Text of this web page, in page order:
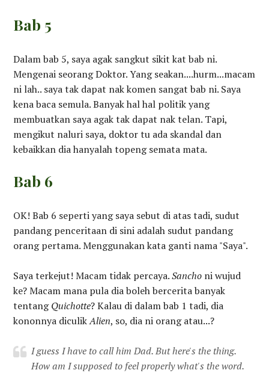
Bab 5
Dalam bab 5, saya agak sangkut sikit kat bab ni.
Mengenai seorang Doktor. Yang seakan....hurm...macam
ni lah.. saya tak dapat nak komen sangat bab ni. Saya
kena baca semula. Banyak hal hal politik yang
membuatkan saya agak tak dapat nak telan. Tapi,
mengikut naluri saya, doktor tu ada skandal dan
kebaikkan dia hanyalah topeng semata mata.
Bab 6
OK! Bab 6 seperti yang saya sebut di atas tadi, sudut
pandang penceritaan di sini adalah sudut pandang
orang pertama. Menggunakan kata ganti nama "Saya".
Saya terkejut! Macam tidak percaya.Sancho ni wujud
ke? Macam mana pula dia boleh bercerita banyak
tentangQuichotte? Kalau di dalam bab 1 tadi, dia
kononnya diculikAlien, so, dia ni orang atau...?
I guess I have to call him Dad. But here's the thing.
How am I supposed to feel properly what's the word.